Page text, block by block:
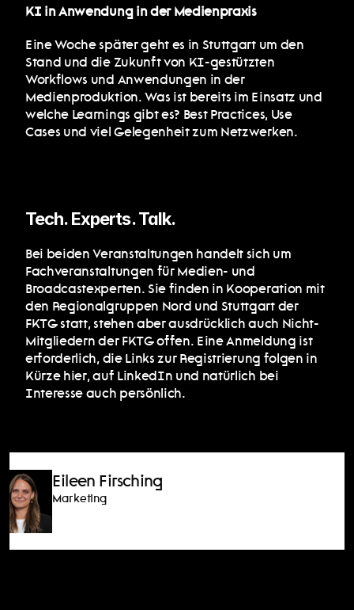
KI in Anwendung in der Medienpraxis
Eine Woche später geht es in Stuttgart um den
Stand und die Zukunft von KI-gestützten
Workflows und Anwendungen in der
Medienproduktion. Was ist bereits im Einsatz und
welche Learnings gibt es? Best Practices, Use
Cases und viel Gelegenheit zum Netzwerken.
Tech. Experts. Talk.
Bei beiden Veranstaltungen handelt sich um
Fachveranstaltungen für Medien- und
Broadcastexperten. Sie finden in Kooperation mit
den Regionalgruppen Nord und Stuttgart der
FKTG statt, stehen aber ausdrücklich auch Nicht-
Mitgliedern der FKTG offen. Eine Anmeldung ist
erforderlich, die Links zur Registrierung folgen in
Kürze hier, auf LinkedIn und natürlich bei
Interesse auch persönlich.
Eileen Firsching
Marketing